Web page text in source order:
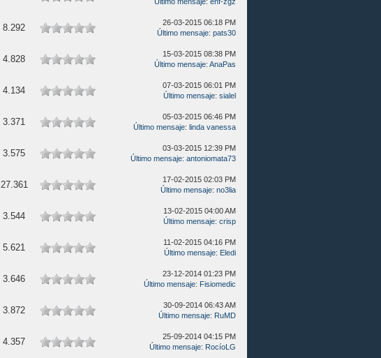
8.292
26-03-2015 06:18 PM
Último mensaje: pats30
4.828
15-03-2015 08:38 PM
Último mensaje: AnaPas
4.134
07-03-2015 06:01 PM
Último mensaje: sialel
3.371
05-03-2015 06:46 PM
Último mensaje: linda vanessa
3.575
03-03-2015 12:39 PM
Último mensaje: antoniomata73
27.361
17-02-2015 02:03 PM
Último mensaje: no3lia
3.544
13-02-2015 04:00 AM
Último mensaje: crisp
5.621
11-02-2015 04:16 PM
Último mensaje: Eledi
3.646
23-12-2014 01:23 PM
Último mensaje: Fisiomedic
3.872
30-09-2014 06:43 AM
Último mensaje: RuMD
4.357
25-09-2014 04:15 PM
Último mensaje: RocíoLG